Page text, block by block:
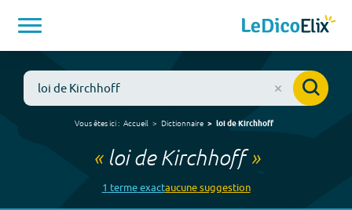
Vous êtes ici : Accueil Dictionnaire loi de Kirchhoff
« loi de Kirchhoff»
1 termeexactaucunesuggestion